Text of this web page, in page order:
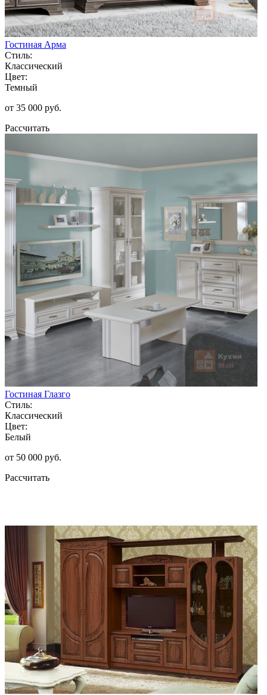
Гостиная Арма
Стиль:
Классический
Цвет:
Темный
от 35 000 руб.
Рассчитать
Гостиная Глазго
Стиль:
Классический
Цвет:
Белый
от 50 000 руб.
Рассчитать